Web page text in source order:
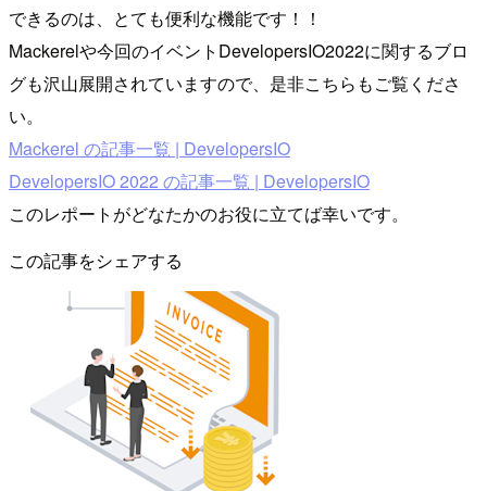
できるのは、とても便利な機能です！！
Mackerelや今回のイベントDevelopersIO2022に関するブロ
グも沢山展開されていますので、是非こちらもご覧くださ
い。
Mackerel の記事一覧 | DevelopersIO
DevelopersIO 2022 の記事一覧 | DevelopersIO
このレポートがどなたかのお役に立てば幸いです。
この記事をシェアする